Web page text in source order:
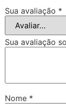
Sua avaliação *
Sua avaliação
Nome *